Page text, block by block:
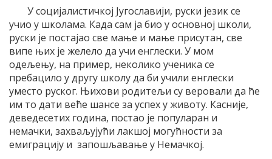
У социјалистичкој Југославији, руски језик се
учио у школама. Када сам ја био у основној школи,
руски је постајао све мање и мање присутан, све
випе њих је желело да учи енглески. У мом
одељењу, на пример, неколико ученика се
пребацило у другу школу да би учили енглески
уместо руског. Њихови родитељи су веровали да ће
им то дати веће шансе за успех у животу. Касније,
деведесетих година, постао је популаран и
немачки, захваљујући лакшој могућности за
емиграцију и запошљавање у Немачкој.